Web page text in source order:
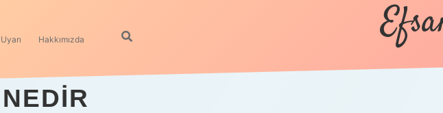
Hakkımızda